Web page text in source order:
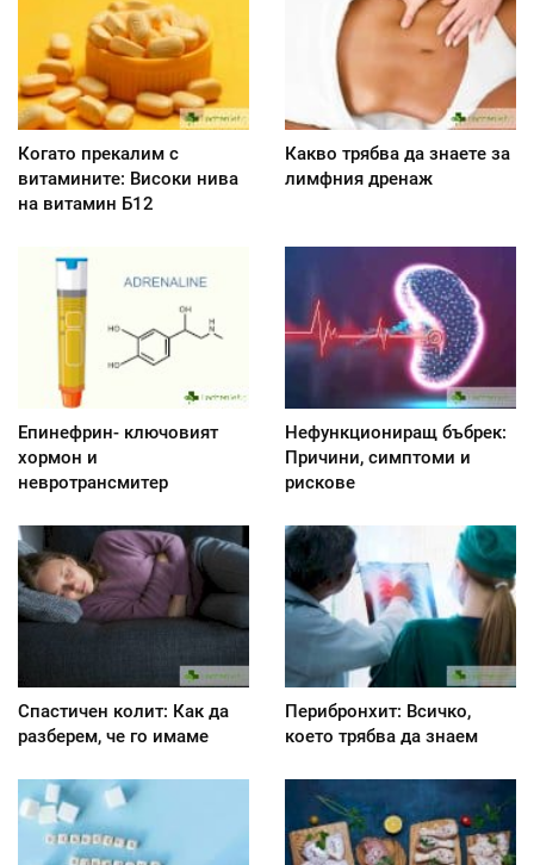
Когато прекалим с
витамините: Високи нива
на витамин Б12
Какво трябва да знаете за
лимфния дренаж
Епинефрин- ключовият
хормон и
невротрансмитер
Нефункциониращ бъбрек:
Причини, симптоми и
рискове
Спастичен колит: Как да
разберем, че го имаме
Перибронхит: Всичко,
което трябва да знаем